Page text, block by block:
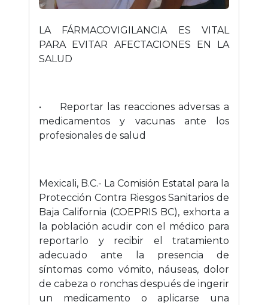
LA FÁRMACOVIGILANCIA ES VITAL
PARA EVITAR AFECTACIONES EN LA
SALUD
•
Reportar las reacciones adversas a
medicamentos y vacunas ante los
profesionales de salud
Mexicali, B.C.- La Comisión Estatal para la
Protección Contra Riesgos Sanitarios de
Baja California (COEPRIS BC), exhorta a
la población acudir con el médico para
reportarlo y recibir el tratamiento
adecuado ante la presencia de
síntomas como vómito, náuseas, dolor
de cabeza o ronchas después de ingerir
un medicamento o aplicarse una